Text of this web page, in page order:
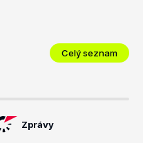
Celý seznam
Zprávy